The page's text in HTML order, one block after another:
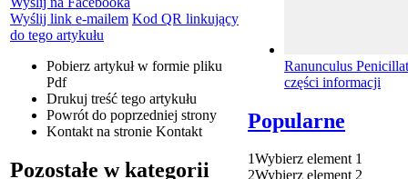
Wyślij link e-mailem Kod QR linkujący
do tego artykułu
Pobierz artykuł w formie pliku
Pdf
Drukuj treść tego artykułu
Powrót do poprzedniej strony
Kontakt na stronie Kontakt
Pozostałe w kategorii
Ranunculus
części informacji
Popularne
1Wybierz element 1
2Wybierz element 2